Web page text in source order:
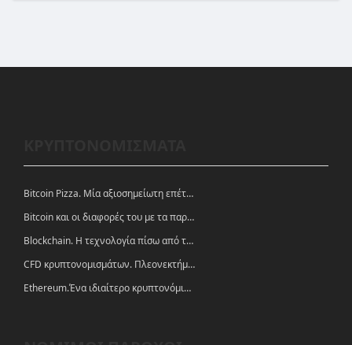
Bitcoin Pizza. Μία αξιοσημείωτη επέτειος.
Bitcoin και οι διαφορές του με τα παραδοσιακά νομίσματα
Blockchain. Η τεχνολογία πίσω από τα κρυπτονομίσματα
CFD κρυπτονομισμάτων. Πλεονεκτήματα και ευκαιρίες
Ethereum.Ένα ιδιαίτερο κρυπτονόμισμα-πλατφόρμα